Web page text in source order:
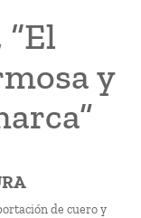
y
de cuero y